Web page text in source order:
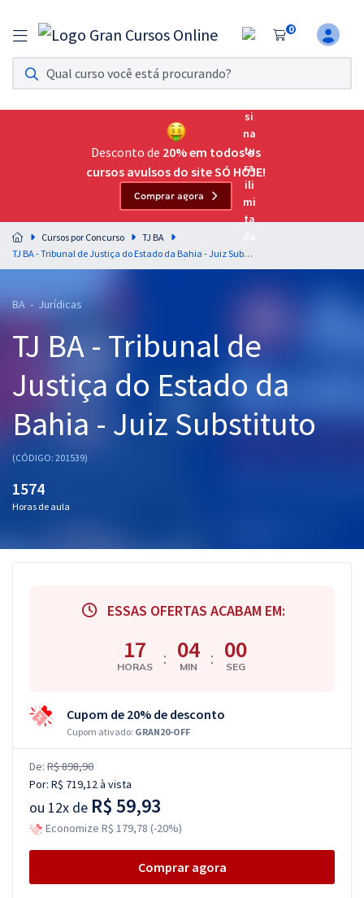
0
Assinatura Ilimitada 11
Acesso a todos os cursos. Teste grátis por 7 dias!
Assinatura OAB Até Passar
Acesso ilimitado a toda preparação para o Exame da
Residências Multiprofissionais
Preparação completa e intensiva para as principais
residências em saúde do Brasil
Cursos 20% OFF
Pós
Graduação
OAB
Mentorias
Desconto de 20% em todos os
cursos avulsos do site SÓ HOJE!
Comprar agora
Cursos por Concurso
TJ BA
TJ BA - Tribunal de Justiça do Estado da Bahia - Juiz Substituto
BA - Jurídicas
TJ BA - Tribunal de
Justiça do Estado da
Bahia - Juiz Substituto
(CÓDIGO: 201539)
1574
Horas de aula
ESSAS OFERTAS ACABAM EM:
17
HORAS : 03
MIN : 59
SEG
Cupom de 20% de desconto
Cupom ativado: GRAN20-OFF
De: R$ 898,90
Por: R$ 719,12à vista
ou 12x de R$ 59,93
Economize R$ 179,78 (-20%)
Comprar agora